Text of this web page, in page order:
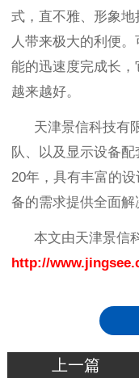
式，直不雅、形象
人带来极大的利便
能的迅速度完成长
越来越好。
天津景信科技有
队、以及显示设备
20年，具有丰富的
备的需求提供全面解
本文由天津景信
http://
上一篇